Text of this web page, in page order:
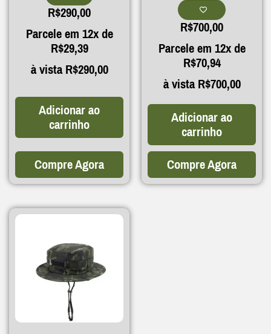
R$290,00
Parcele em 12x de
R$29,39
à vistaR$290,00
Adicionar ao
carrinho
Compre Agora
R$700,00
Parcele em 12x de
R$70,94
à vistaR$700,00
Adicionar ao
carrinho
Compre Agora